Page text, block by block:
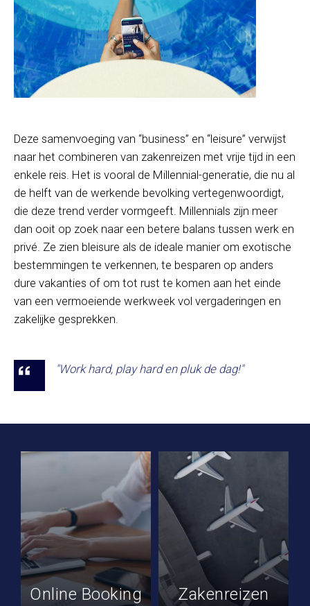
Deze samenvoeging van “business” en “leisure” verwijst
naar het combineren van zakenreizen met vrije tijd in een
enkele reis. Het is vooral de Millennial-generatie, die nu al
de helft van de werkende bevolking vertegenwoordigt,
die deze trend verder vormgeeft. Millennials zijn meer
dan ooit op zoek naar een betere balans tussen werk en
privé. Ze zien bleisure als de ideale manier om exotische
bestemmingen te verkennen, te besparen op anders
dure vakanties of om tot rust te komen aan het einde
van een vermoeiende werkweek vol vergaderingen en
zakelijke gesprekken.
"Work hard, play hard en pluk de dag!"
Online Booking
Zakenreizen